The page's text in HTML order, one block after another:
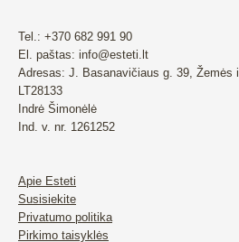
Tel.: +370 682 991 90
El. paštas: info@esteti.lt
Adresas: J. Basanavičiaus g. 39, Žemės
LT28133
Indrė Šimonėlė
Ind. v. nr. 1261252
Apie Esteti
Susisiekite
Privatumo politika
Pirkimo taisyklės